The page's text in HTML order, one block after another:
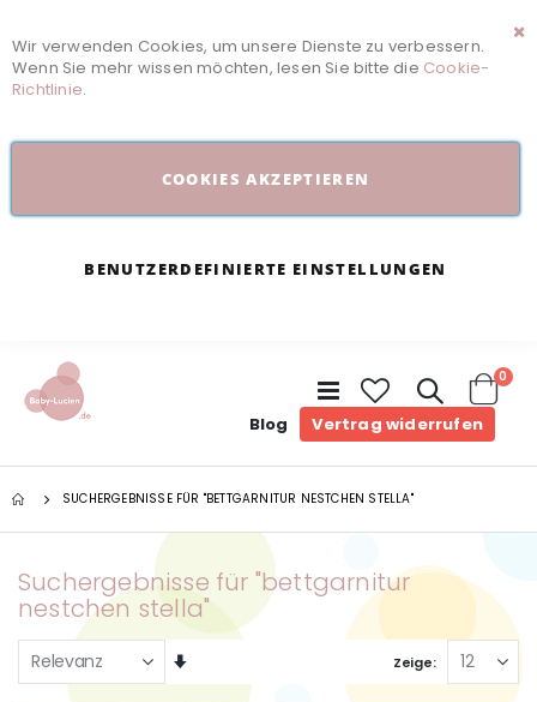
Wir verwenden Cookies, um unsere Dienste zu verbessern.
Wenn Sie mehr wissen möchten, lesen Sie bitte die Cookie-
Richtlinie.
COOKIES AKZEPTIEREN
BENUTZERDEFINIERTE EINSTELLUNGEN
Navigation
umschalten
Blog Vertrag widerrufenCart
0
SUCHERGEBNISSE FÜR "BETTGARNITUR NESTCHEN STELLA"
Suchergebnisse für "bettgarnitur
nestchen stella"
Aufsteigend
sortieren
Zeige